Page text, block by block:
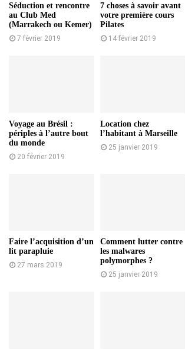
Séduction et rencontre
au Club Med
(Marrakech ou Kemer)
7 février 2019
7 choses à savoir avant
votre première cours
Pilates
14 février 2019
Voyage au Brésil :
périples à l’autre bout
du monde
20 février 2019
Location chez
l’habitant à Marseille
25 janvier 2019
Faire l’acquisition d’un
lit parapluie
27 mars 2019
Comment lutter contre
les malwares
polymorphes ?
25 janvier 2019